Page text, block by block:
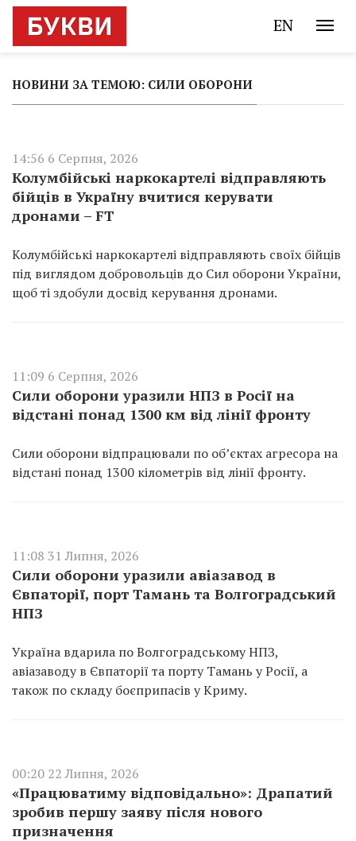
EN
НОВИНИ ЗА ТЕМОЮ: СИЛИ ОБОРОНИ
14:56 6 Серпня, 2026
Колумбійські наркокартелі відправляють
бійців в Україну вчитися керувати
дронами – FT
Колумбійські наркокартелі відправляють своїх бійців
під виглядом добровольців до Сил оборони України,
щоб ті здобули досвід керування дронами.
11:09 6 Серпня, 2026
Сили оборони уразили НПЗ в Росії на
відстані понад 1300 км від лінії фронту
Сили оборони відпрацювали по об’єктах агресора на
відстані понад 1300 кілометрів від лінії фронту.
11:08 31 Липня, 2026
Сили оборони уразили авіазавод в
Євпаторії, порт Тамань та Волгоградський
НПЗ
Україна вдарила по Волгоградському НПЗ,
авіазаводу в Євпаторії та порту Тамань у Росії, а
також по складу боєприпасів у Криму.
00:20 22 Липня, 2026
«Працюватиму відповідально»: Драпатий
зробив першу заяву після нового
призначення